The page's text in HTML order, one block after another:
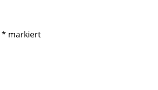
* markiert